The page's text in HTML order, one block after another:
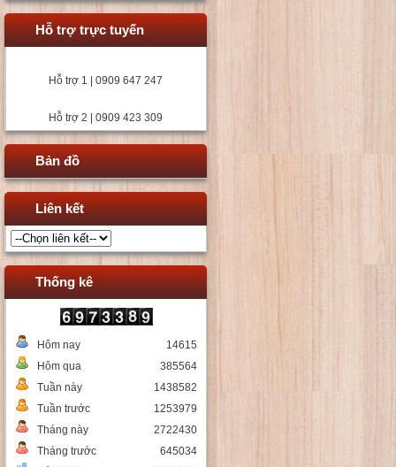
Hỗ trợ trực tuyến
Hỗ trợ 1 | 0909 647 247
Hỗ trợ 2 | 0909 423 309
Bản đồ
Liên kết
Thống kê
Hôm nay
14615
Hôm qua
385564
Tuần này
1438582
Tuần trước
1253979
Tháng này
2722430
Tháng trước
645034